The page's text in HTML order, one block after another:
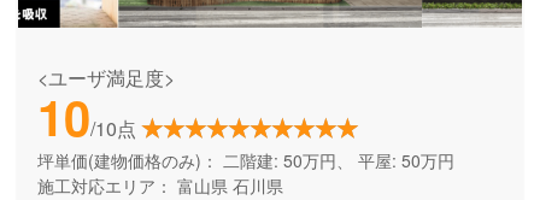
<ユーザ満足度>
10/10点
坪単価(建物価格のみ)： 二階建: 50万円、 平屋: 50万円
施工対応エリア： 富山県 石川県